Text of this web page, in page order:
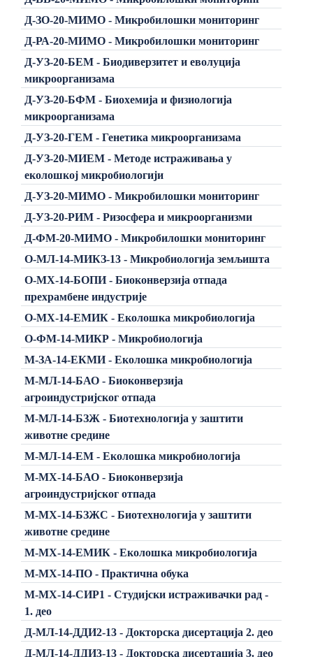
Д-ЗО-20-МИМО - Микробилошки мониторинг
Д-РА-20-МИМО - Микробилошки мониторинг
Д-УЗ-20-БЕМ - Биодиверзитет и еволуција
микроорганизама
Д-УЗ-20-БФМ - Биохемија и физиологија
микроорганизама
Д-УЗ-20-ГЕМ - Генетика микроорганизама
Д-УЗ-20-МИЕМ - Методе истраживања у
еколошкој микробиологији
Д-УЗ-20-МИМО - Микробилошки мониторинг
Д-УЗ-20-РИМ - Ризосфера и микроорганизми
Д-ФМ-20-МИМО - Микробилошки мониторинг
О-МЛ-14-МИКЗ-13 - Микробиологија земљишта
О-МХ-14-БОПИ - Биоконверзија отпада
прехрамбене индустрије
О-МХ-14-ЕМИК - Еколошка микробиологија
О-ФМ-14-МИКР - Микробиологија
М-ЗА-14-ЕКМИ - Еколошка микробиологија
М-МЛ-14-БАО - Биоконверзија
агроиндустријског отпада
М-МЛ-14-БЗЖ - Биотехнологија у заштити
животне средине
М-МЛ-14-ЕМ - Еколошка микробиологија
М-МХ-14-БАО - Биоконверзија
агроиндустријског отпада
М-МХ-14-БЗЖС - Биотехнологија у заштити
животне средине
М-МХ-14-ЕМИК - Еколошка микробиологија
М-МХ-14-ПО - Практична обука
М-МХ-14-СИР1 - Студијски истраживачки рад -
1. део
Д-МЛ-14-ДДИ2-13 - Докторска дисертација 2. део
Д-МЛ-14-ДДИ3-13 - Докторска дисертација 3. део